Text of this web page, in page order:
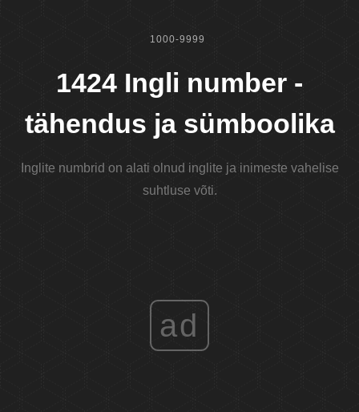
1000-9999
1424 Ingli number -
tähendus ja sümboolika
Inglite numbrid on alati olnud inglite ja inimeste vahelise
suhtluse võti.
ad